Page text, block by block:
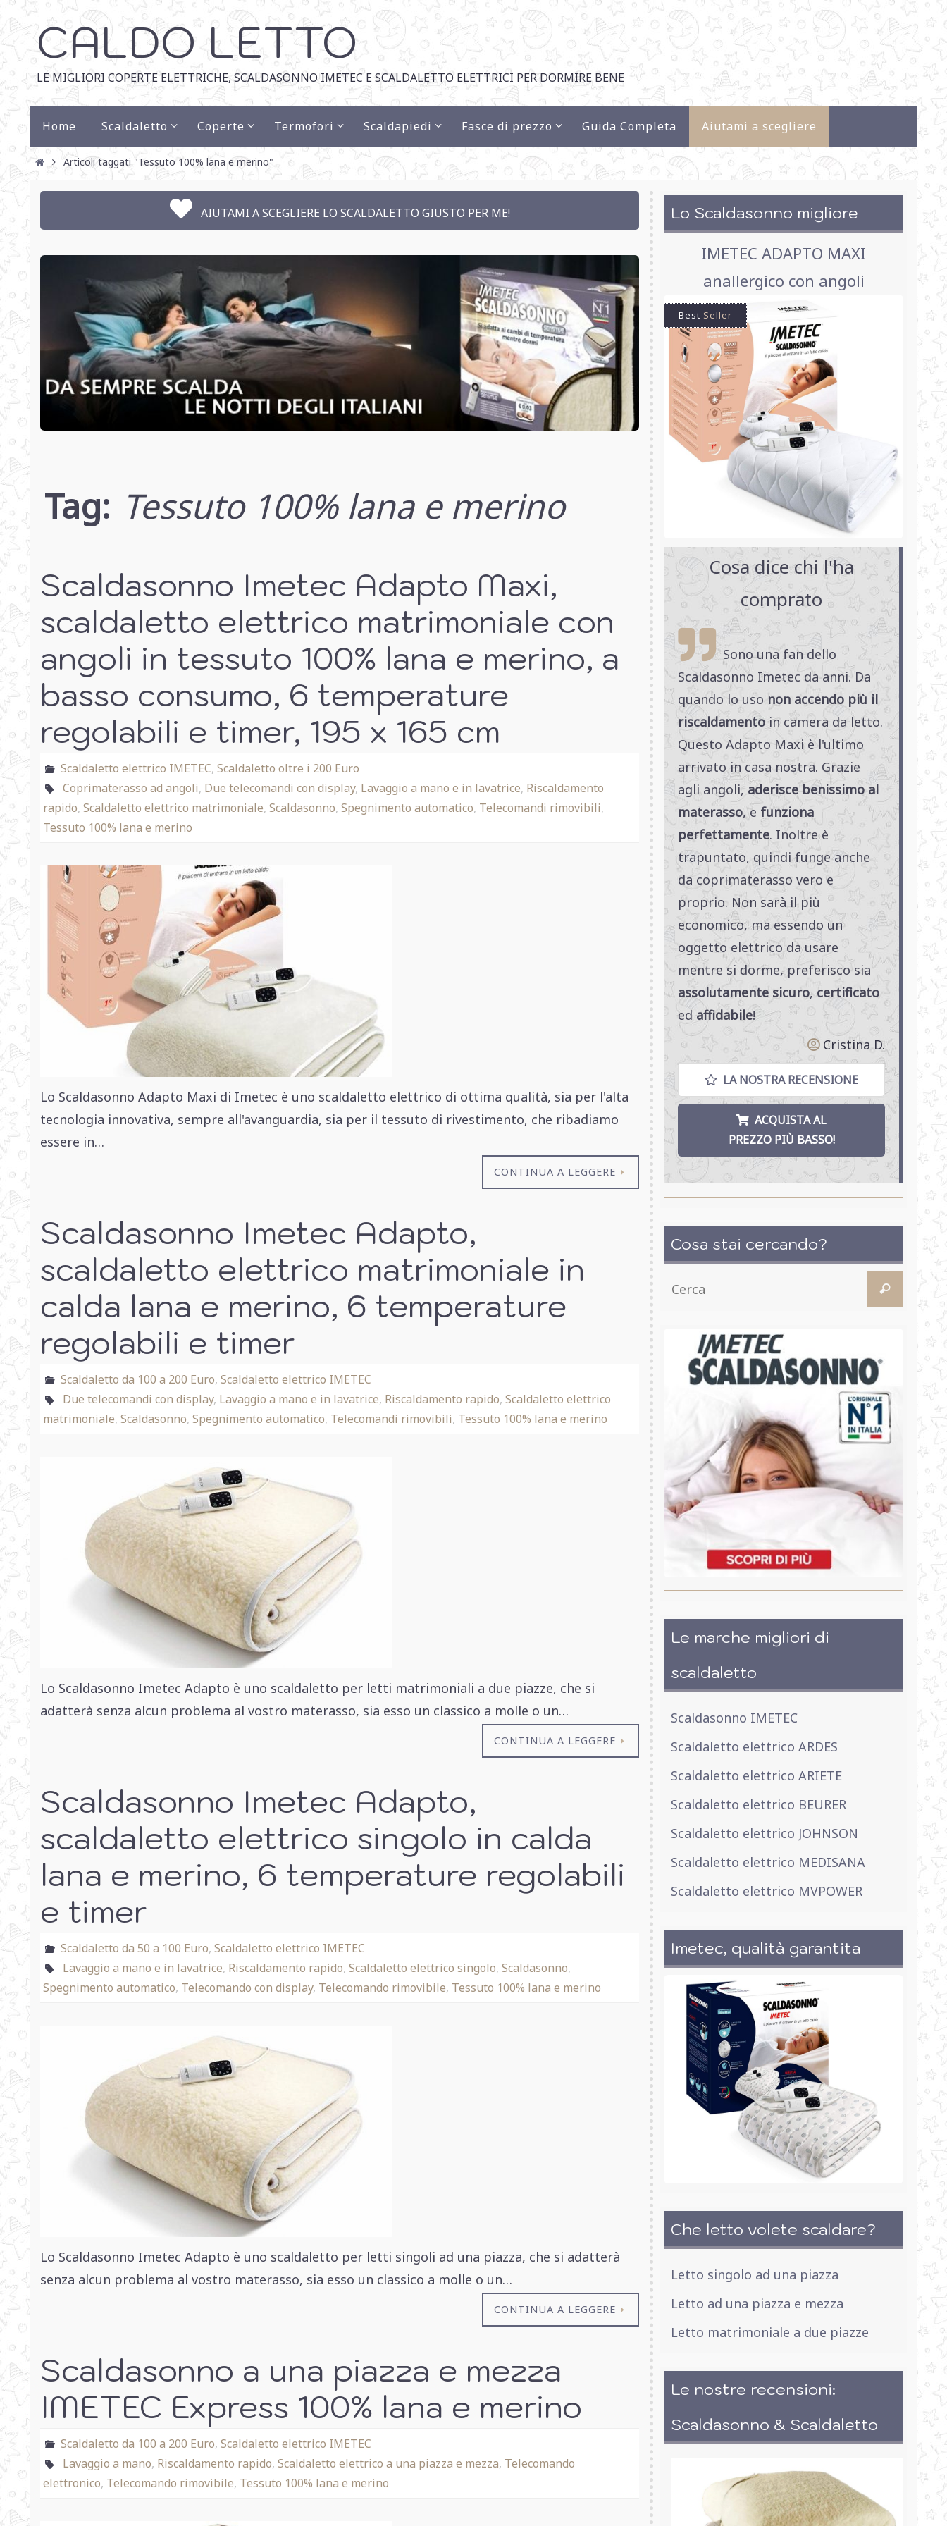
CALDO LETTO
LE MIGLIORI COPERTE ELETTRICHE, SCALDASONNO IMETEC E SCALDALETTO ELETTRICI PER DORMIRE BENE
Home Scaldaletto Coperte Termofori Scaldapiedi Fasce di prezzo Guida Completa Aiutami a scegliere
Articoli taggati "Tessuto 100% lana e merino"
AIUTAMI A SCEGLIERE LO SCALDALETTO GIUSTO PER ME!
Tag: Tessuto 100% lana e merino
Scaldasonno Imetec Adapto Maxi,
scaldaletto elettrico matrimoniale con
angoli in tessuto 100% lana e merino, a
basso consumo, 6 temperature
regolabili e timer, 195 x 165 cm
Scaldaletto elettrico IMETEC, Scaldaletto oltre i 200 Euro
Coprimaterasso ad angoli, Due telecomandi con display, Lavaggio a mano e in lavatrice, Riscaldamento
rapido, Scaldaletto elettrico matrimoniale, Scaldasonno, Spegnimento automatico, Telecomandi rimovibili,
Tessuto 100% lana e merino
Lo Scaldasonno Adapto Maxi di Imetec è uno scaldaletto elettrico di ottima qualità, sia per l'alta
tecnologia innovativa, sempre all'avanguardia, sia per il tessuto di rivestimento, che ribadiamo
essere in…
CONTINUA A LEGGERE
Scaldasonno Imetec Adapto,
scaldaletto elettrico matrimoniale in
calda lana e merino, 6 temperature
regolabili e timer
Scaldaletto da 100 a 200 Euro, Scaldaletto elettrico IMETEC
Due telecomandi con display, Lavaggio a mano e in lavatrice, Riscaldamento rapido, Scaldaletto elettrico
matrimoniale, Scaldasonno, Spegnimento automatico, Telecomandi rimovibili, Tessuto 100% lana e merino
Lo Scaldasonno Imetec Adapto è uno scaldaletto per letti matrimoniali a due piazze, che si
adatterà senza alcun problema al vostro materasso, sia esso un classico a molle o un…
CONTINUA A LEGGERE
Scaldasonno Imetec Adapto,
scaldaletto elettrico singolo in calda
lana e merino, 6 temperature regolabili
e timer
Scaldaletto da 50 a 100 Euro, Scaldaletto elettrico IMETEC
Lavaggio a mano e in lavatrice, Riscaldamento rapido, Scaldaletto elettrico singolo, Scaldasonno,
Spegnimento automatico, Telecomando con display, Telecomando rimovibile, Tessuto 100% lana e merino
Lo Scaldasonno Imetec Adapto è uno scaldaletto per letti singoli ad una piazza, che si adatterà
senza alcun problema al vostro materasso, sia esso un classico a molle o un…
CONTINUA A LEGGERE
Scaldasonno a una piazza e mezza
IMETEC Express 100% lana e merino
Scaldaletto da 100 a 200 Euro, Scaldaletto elettrico IMETEC
Lavaggio a mano, Riscaldamento rapido, Scaldaletto elettrico a una piazza e mezza, Telecomando
elettronico, Telecomando rimovibile, Tessuto 100% lana e merino
Lo Scaldasonno migliore
IMETEC ADAPTO MAXI
anallergico con angoli
Best Seller
Cosa dice chi l'ha
comprato
Sono una fan dello
Scaldasonno Imetec da anni. Da
quando lo uso non accendo più il
riscaldamentoin camera da letto.
Questo Adapto Maxi è l'ultimo
arrivato in casa nostra. Grazie
agli angoli, aderisce benissimo al
materasso, e funziona
perfettamente. Inoltre è
trapuntato, quindi funge anche
da coprimaterasso vero e
proprio. Non sarà il più
economico, ma essendo un
oggetto elettrico da usare
mentre si dorme, preferisco sia
assolutamente sicuro, certificato
ed affidabile!
Cristina D.
LA NOSTRA RECENSIONE
ACQUISTA AL
PREZZO PIÙ BASSO!
Cosa stai cercando?
Le marche migliori di
scaldaletto
Scaldasonno IMETEC
Scaldaletto elettrico ARDES
Scaldaletto elettrico ARIETE
Scaldaletto elettrico BEURER
Scaldaletto elettrico JOHNSON
Scaldaletto elettrico MEDISANA
Scaldaletto elettrico MVPOWER
Imetec, qualità garantita
Che letto volete scaldare?
Letto singolo ad una piazza
Letto ad una piazza e mezza
Letto matrimoniale a due piazze
Le nostre recensioni:
Scaldasonno & Scaldaletto